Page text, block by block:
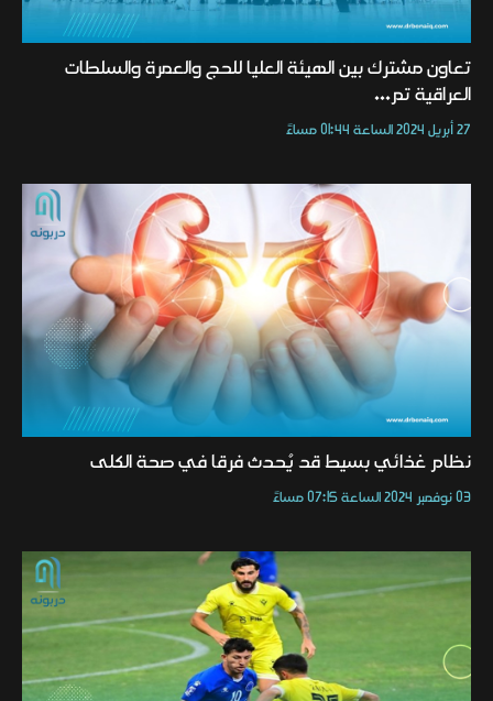
تعاون مشترك بين الهيئة العليا للحج والعمرة والسلطات
العراقية تم...
27 أبريل 2024 الساعة 01:44 مساءً
نظام غذائي بسيط قد يُحدث فرقا في صحة الكلى
03 نوفمبر 2024 الساعة 07:15 مساءً